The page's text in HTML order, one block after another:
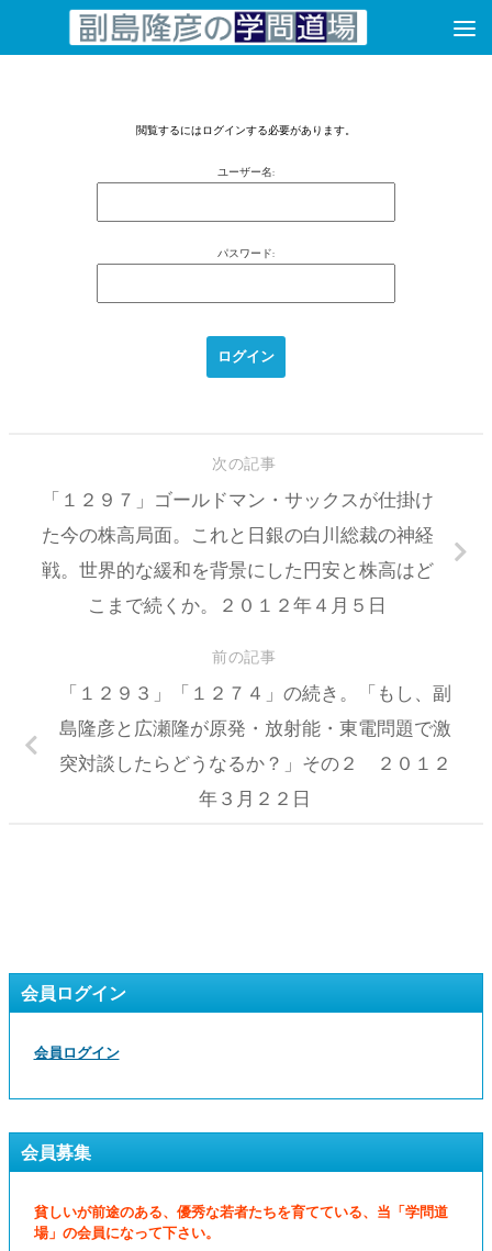
コンテンツへスキップ
閲覧するにはログインする必要があります。
ユーザー名:
パスワード:
次の記事
「１２９７」ゴールドマン・サックスが仕掛け
た今の株高局面。これと日銀の白川総裁の神経
戦。世界的な緩和を背景にした円安と株高はど
こまで続くか。２０１２年４月５日
前の記事
「１２９３」「１２７４」の続き。「もし、副
島隆彦と広瀬隆が原発・放射能・東電問題で激
突対談したらどうなるか？」その２ ２０１２
年３月２２日
会員ログイン
会員ログイン
会員募集
貧しいが前途のある、優秀な若者たちを育てている、当「学問道
場」の会員になって下さい。